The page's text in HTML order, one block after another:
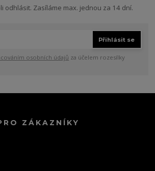
odhlásit. Zasíláme max. jednou za 14 dní.
Přihlásit se
osobních údajů za účelem rozesílky
ZÁKAZNÍKY